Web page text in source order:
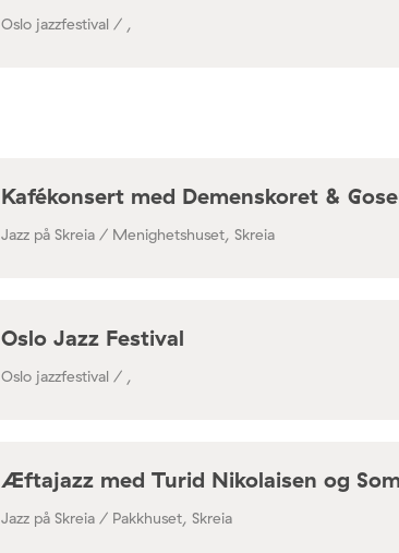
Oslo jazzfestival / ,
Kafékonsert med Demenskoret &
Jazz på Skreia / Menighetshuset, Skreia
Oslo Jazz Festival
Oslo jazzfestival / ,
Æftajazz med Turid Nikolaisen og
Jazz på Skreia / Pakkhuset, Skreia